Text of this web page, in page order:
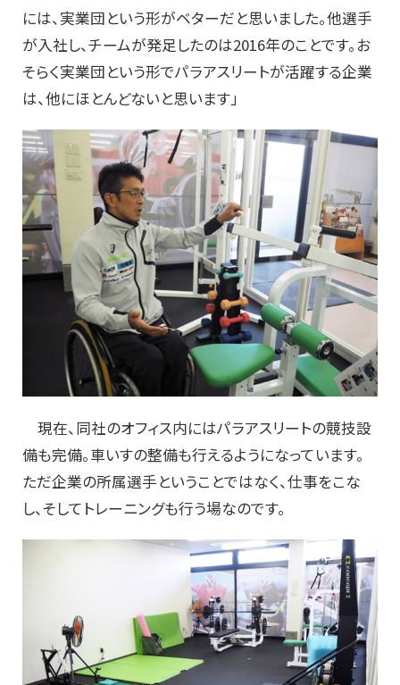
には、実業団という形がベターだと思いました。他選手
が入社し、チームが発足したのは2016年のことです。お
そらく実業団という形でパラアスリートが活躍する企業
は、他にほとんどないと思います」
現在、同社のオフィス内にはパラアスリートの競技設
備も完備。車いすの整備も行えるようになっています。
ただ企業の所属選手ということではなく、仕事をこな
し、そしてトレーニングも行う場なのです。